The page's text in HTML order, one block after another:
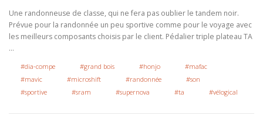
Une randonneuse de classe, qui ne fera pas oublier le tandem noir.
Prévue pour la randonnée un peu sportive comme pour le voyage avec
les meilleurs composants choisis par le client. Pédalier triple plateau TA
…
#dia-compe #grand bois #honjo
#mafac
#mavic
#microshift #randonnée
#son
#sportive
#sram #supernova #ta #vélogical